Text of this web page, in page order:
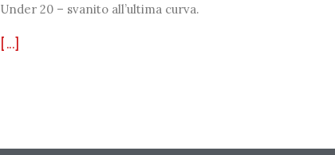
Under 20 – svanito all’ultima curva.
[...]